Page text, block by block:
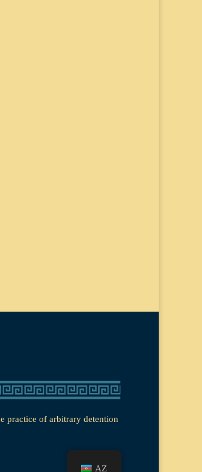
practice of arbitrary detention
AZ